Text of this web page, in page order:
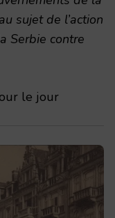
sujet de l’action
Serbie contre
le jour